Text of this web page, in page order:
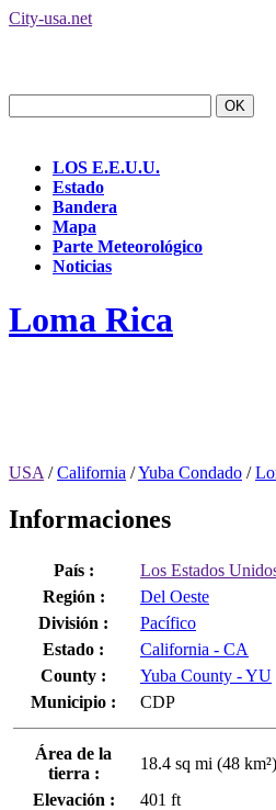
City-usa.net
LOS E.E.U.U.
Estado
Bandera
Mapa
Parte Meteorológico
Noticias
Loma Rica
USA /California /Yuba Condado /
Informaciones
País :
Los Estados
Región :
Del Oeste
División :
Pacífico
Estado :
California - CA
County :
Yuba County - YU
Municipio :
CDP
Área de la
tierra :
18.4 sq mi (48 km²)
Elevación :
401 ft